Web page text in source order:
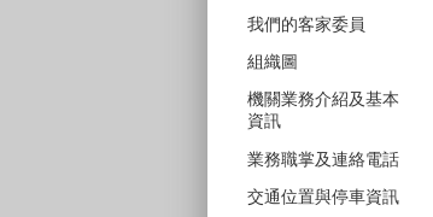
我們的客家委員
組織圖
機關業務介紹及基本
資訊
業務職掌及連絡電話
交通位置與停車資訊